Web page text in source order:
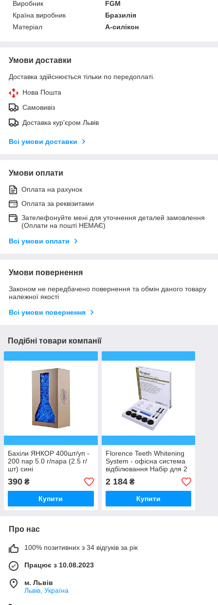
Виробник
FGM
Країна виробник
Бразилія
Матеріал
А-силікон
Умови доставки
Доставка здійснюється тільки по передоплаті.
Нова Пошта
Самовивіз
Доставка кур'єром Львів
Всі умови доставки
Умови оплати
Оплата на рахунок
Оплата за реквізитами
Зателефонуйте мені для уточнення деталей замовлення
(Оплати на пошті НЕМАЄ)
Всі умови оплати
Умови повернення
Законом не передбачено повернення та обмін даного товару
належної якості
Всі умови повернення
Подібні товари компанії
Бахіли ЯНКОР 400шт/уп -
200 пар 5.0 г/пара (2.5 г/
шт) сині
390 ₴
Купити
Florence Teeth Whitening
System - офісна система
відбілювання Набір для 2
пацієнтів: 4 x 0.3г + 4 х
3мл
2 184₴
Купити
Про нас
100% позитивних з 34 відгуків за рік
Працює з 10.08.2023
м. Львів
Львів, Україна